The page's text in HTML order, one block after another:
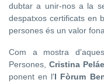
dubtar a unir-nos a la
despatxos certificats en
persones és un valor
Com a mostra
Persones, Cristina
ponent en l'I Fòrum